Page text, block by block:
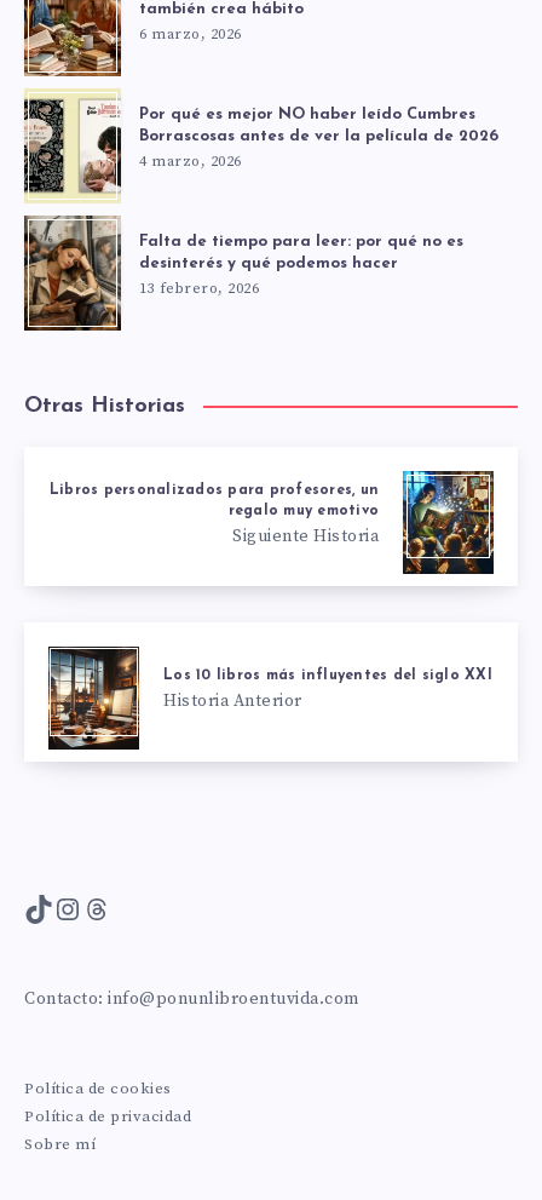
también crea hábito
6 marzo, 2026
Por qué es mejor NO haber leído Cumbres
Borrascosas antes de ver la película de 2026
4 marzo, 2026
Falta de tiempo para leer: por qué no es
desinterés y qué podemos hacer
13 febrero, 2026
Otras Historias
Libros personalizados para profesores, un
regalo muy emotivo
Siguiente Historia
Los 10 libros más influyentes del siglo XXI
Historia Anterior
TikTok
Instagram
Threads
Contacto: info@ponunlibroentuvida.com
Política de cookies
Política de privacidad
Sobre mí